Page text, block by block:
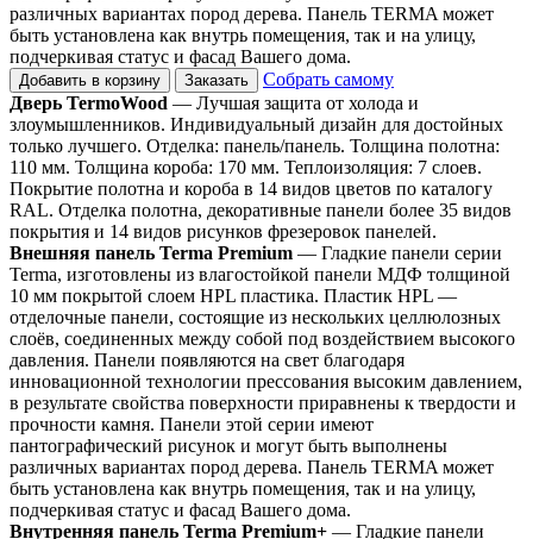
различных вариантах пород дерева. Панель TERMA может
быть установлена как внутрь помещения, так и на улицу,
подчеркивая статус и фасад Вашего дома.
Добавить в корзину Заказать
Собрать самому
Дверь TermoWood — Лучшая защита от холода и
злоумышленников. Индивидуальный дизайн для достойных
только лучшего. Отделка: панель/панель. Толщина полотна:
110 мм. Толщина короба: 170 мм. Теплоизоляция: 7 слоев.
Покрытие полотна и короба в 14 видов цветов по каталогу
RAL. Отделка полотна, декоративные панели более 35 видов
покрытия и 14 видов рисунков фрезеровок панелей.
Внешняя панель Terma Premium — Гладкие панели серии
Terma, изготовлены из влагостойкой панели МДФ толщиной
10 мм покрытой слоем HPL пластика. Пластик HPL —
отделочные панели, состоящие из нескольких целлюлозных
слоёв, соединенных между собой под воздействием высокого
давления. Панели появляются на свет благодаря
инновационной технологии прессования высоким давлением,
в результате свойства поверхности приравнены к твердости и
прочности камня. Панели этой серии имеют
пантографический рисунок и могут быть выполнены
различных вариантах пород дерева. Панель TERMA может
быть установлена как внутрь помещения, так и на улицу,
подчеркивая статус и фасад Вашего дома.
Внутренняя панель Terma Premium+ — Гладкие панели